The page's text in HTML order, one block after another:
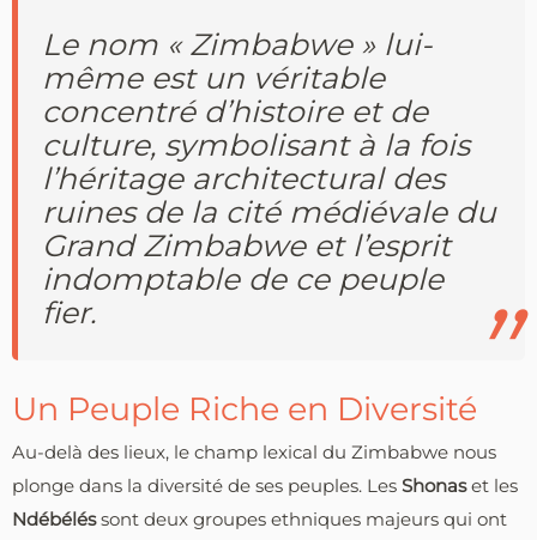
Le nom « Zimbabwe » lui-
même est un véritable
concentré d’histoire et de
culture, symbolisant à la fois
l’héritage architectural des
ruines de la cité médiévale du
Grand Zimbabwe et l’esprit
indomptable de ce peuple
fier.
Un Peuple Riche en Diversité
Au-delà des lieux, le champ lexical du Zimbabwe nous
plonge dans la diversité de ses peuples. Les Shonaset les
Ndébéléssont deux groupes ethniques majeurs qui ont